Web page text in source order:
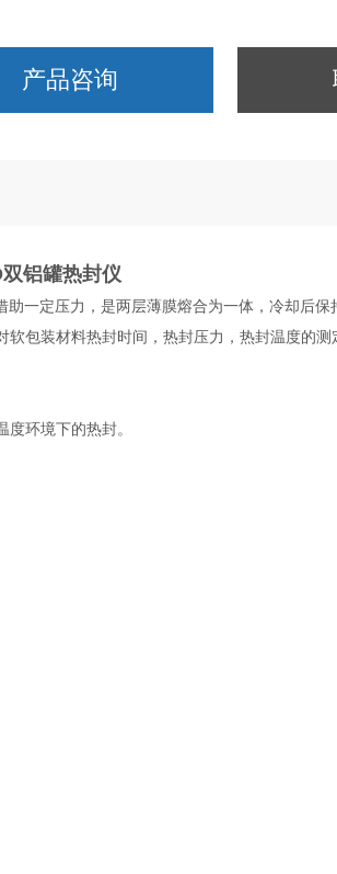
产品咨询
铝罐热封仪
一定压力，是两层薄膜熔合为一体，冷却后保
包装材料热封时间，热封压力，热封温度的
环境下的热封。